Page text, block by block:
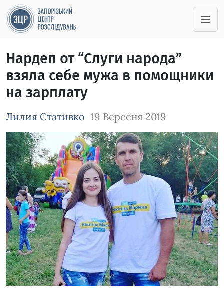
Нардеп от “Слуги народа”
взяла себе мужа в помощники
на зарплату
Лилия Стативко 19 Вересня 2019
Зображення завантажується